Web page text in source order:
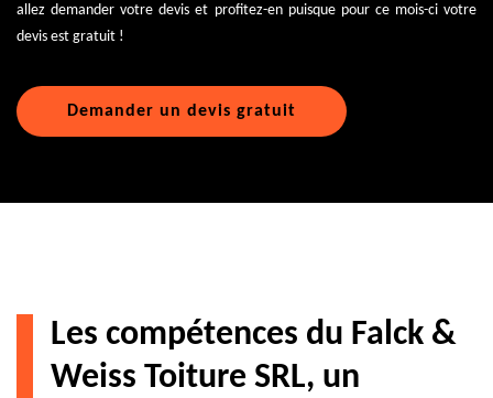
allez demander votre devis et profitez-en puisque pour ce mois-ci votre
devis est gratuit !
Demander un devis gratuit
Les compétences du Falck &
Weiss Toiture SRL, un